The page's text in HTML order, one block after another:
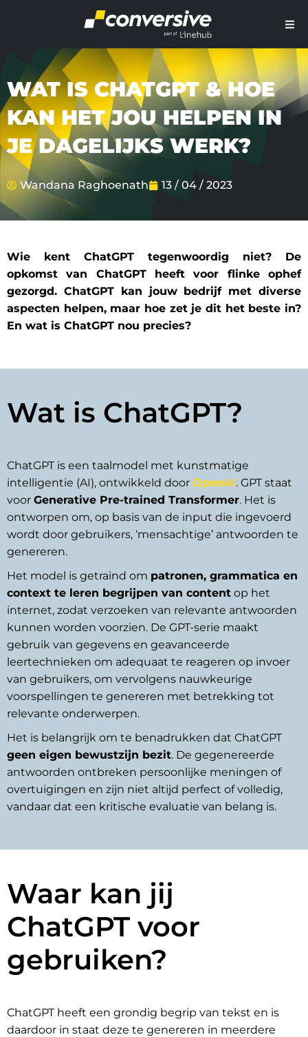
WAT IS CHATGPT & HOE
KAN HET JOU HELPEN IN
JE DAGELIJKS WERK?
Wandana Raghoenath 13 / 04 / 2023
Wie kent ChatGPT tegenwoordig niet? De
opkomst van ChatGPT heeft voor flinke ophef
gezorgd. ChatGPT kan jouw bedrijf met diverse
aspecten helpen, maar hoe zet je dit het beste in?
En wat is ChatGPT nou precies?
Wat is ChatGPT?
ChatGPT is een taalmodel met kunstmatige
intelligentie (AI), ontwikkeld door OpenAI. GPT staat
voor Generative Pre-trained Transformer. Het is
ontworpen om, op basis van de input die ingevoerd
wordt door gebruikers, ‘mensachtige’ antwoorden te
genereren.
Het model is getraind om patronen, grammatica en
context te leren begrijpen van content op het
internet, zodat verzoeken van relevante antwoorden
kunnen worden voorzien. De GPT-serie maakt
gebruik van gegevens en geavanceerde
leertechnieken om adequaat te reageren op invoer
van gebruikers, om vervolgens nauwkeurige
voorspellingen te genereren met betrekking tot
relevante onderwerpen.
Het is belangrijk om te benadrukken dat ChatGPT
geen eigen bewustzijn bezit. De gegenereerde
antwoorden ontbreken persoonlijke meningen of
overtuigingen en zijn niet altijd perfect of volledig,
vandaar dat een kritische evaluatie van belang is.
Waar kan jij
ChatGPT voor
gebruiken?
ChatGPT heeft een grondig begrip van tekst en is
daardoor in staat deze te genereren in meerdere